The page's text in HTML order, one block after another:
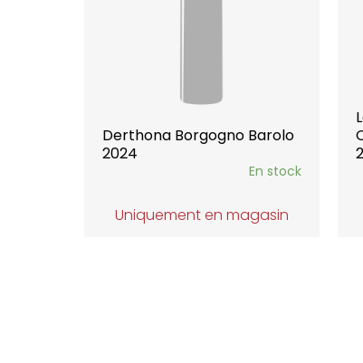
Derthona Borgogno Barolo
2024
En stock
Uniquement en magasin